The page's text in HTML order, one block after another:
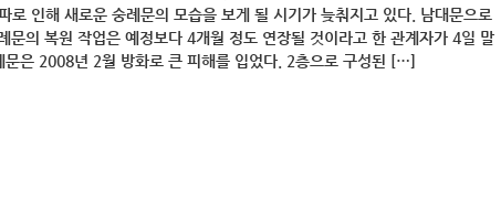
로 인해 새로운 숭례문의 모습을 보게 될 시기가 늦춰지고 있다. 남대문으로
문의 복원 작업은 예정보다 4개월 정도 연장될 것이라고 한 관계자가 4일 말
문은 2008년 2월 방화로 큰 피해를 입었다. 2층으로 구성된 […]